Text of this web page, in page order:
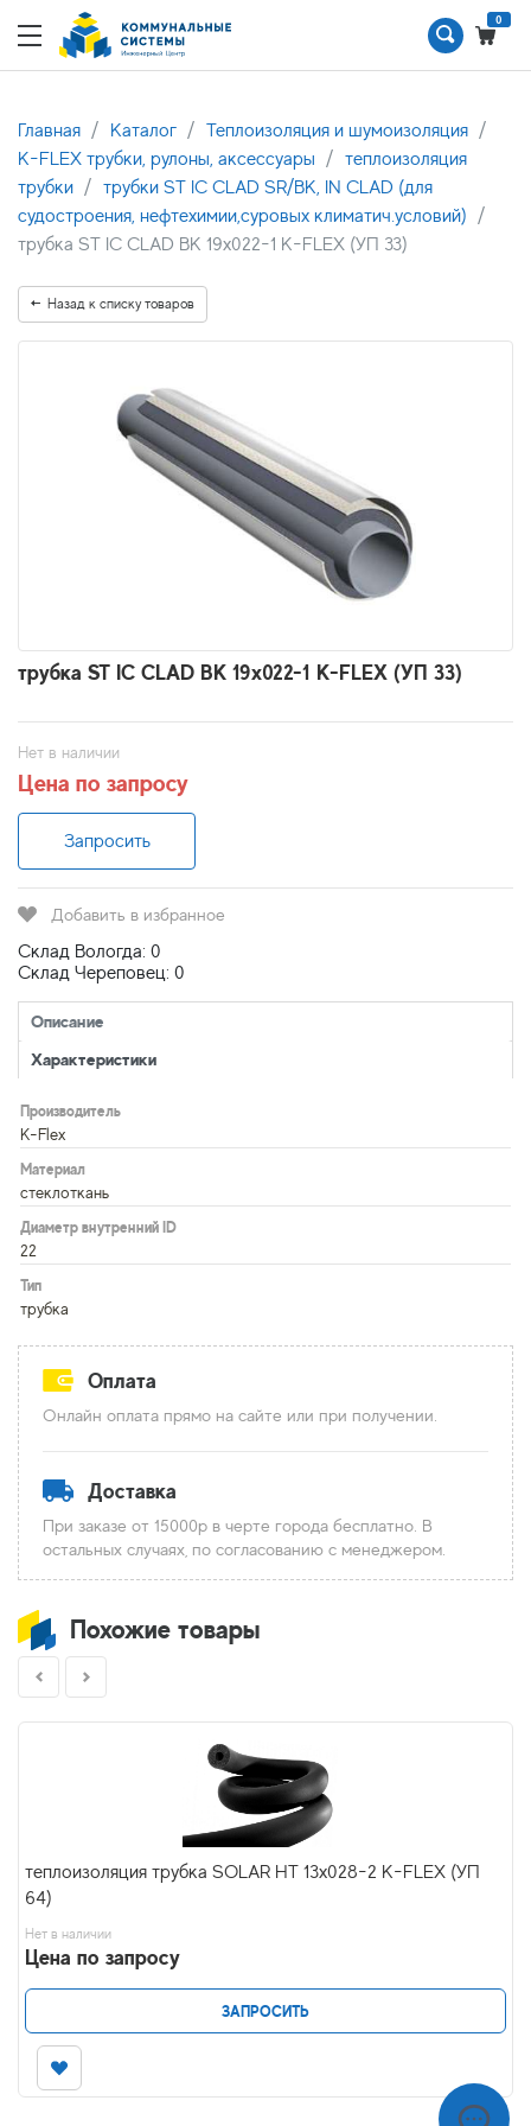
0
Главная Каталог
Теплоизоляция и шумоизоляция
K-FLEX трубки, рулоны, аксессуары
теплоизоляция
трубки
трубки ST IC CLAD SR/BK, IN CLAD (для
судостроения, нефтехимии,суровых климатич.условий)
трубка ST IC CLAD BK 19x022-1 K-FLEX (УП 33)
Назад к списку товаров
трубка ST IC CLAD BK 19x022-1 K-FLEX (УП 33)
Нет в наличии
Цена по запросу
Запросить
Добавить в избранное
Склад Вологда: 0
Склад Череповец: 0
Описание
Характеристики
Производитель
K-Flex
Материал
стеклоткань
Диаметр внутренний ID
22
Тип
трубка
Оплата
Онлайн оплата прямо на сайте или при получении.
Доставка
При заказе от 15000р в черте города бесплатно. В
остальных случаях, по согласованию с менеджером.
Похожие товары
теплоизоляция трубка SOLAR HT 13x028-2 K-FLEX (УП
64)
Нет в наличии
Цена по запросу
ЗАПРОСИТЬ